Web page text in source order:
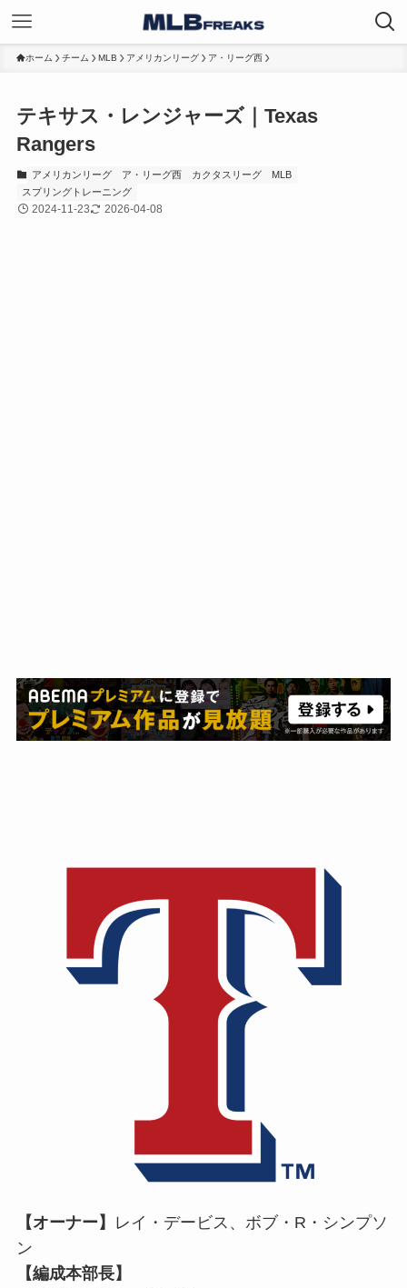
ホーム チーム MLB アメリカンリーグ ア・リーグ西
テキサス・レンジャーズ｜Texas
Rangers
アメリカンリーグ ア・リーグ西 カクタスリーグ
MLB
スプリングトレーニング
2024-11-23 2026-04-08
【オーナー】
レイ・デービス、ボブ・R・シンプソ
ン
【編成本部長】